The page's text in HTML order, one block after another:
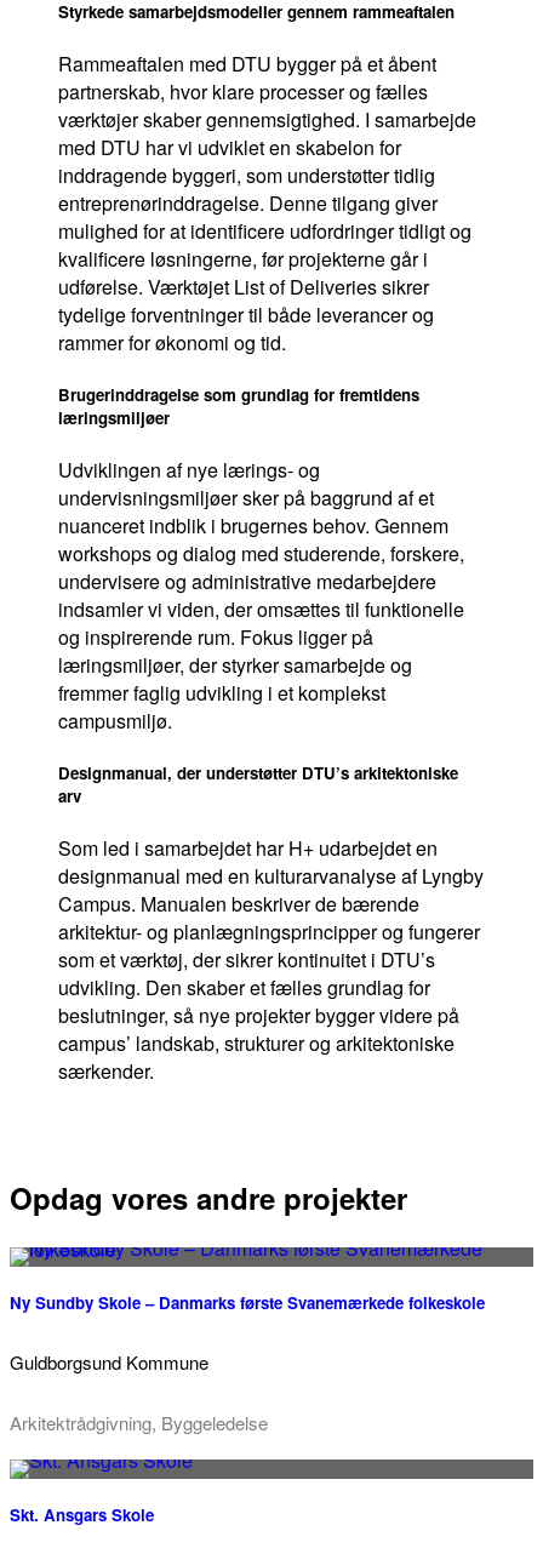
Styrkede samarbejdsmodeller gennem rammeaftalen
Rammeaftalen med DTU bygger på et åbent
partnerskab, hvor klare processer og fælles
værktøjer skaber gennemsigtighed. I samarbejde
med DTU har vi udviklet en skabelon for
inddragende byggeri, som understøtter tidlig
entreprenørinddragelse. Denne tilgang giver
mulighed for at identificere udfordringer tidligt og
kvalificere løsningerne, før projekterne går i
udførelse. Værktøjet List of Deliveries sikrer
tydelige forventninger til både leverancer og
rammer for økonomi og tid.
Brugerinddragelse som grundlag for fremtidens
læringsmiljøer
Udviklingen af nye lærings- og
undervisningsmiljøer sker på baggrund af et
nuanceret indblik i brugernes behov. Gennem
workshops og dialog med studerende, forskere,
undervisere og administrative medarbejdere
indsamler vi viden, der omsættes til funktionelle
og inspirerende rum. Fokus ligger på
læringsmiljøer, der styrker samarbejde og
fremmer faglig udvikling i et komplekst
campusmiljø.
Designmanual, der understøtter DTU’s arkitektoniske
arv
Som led i samarbejdet har H+ udarbejdet en
designmanual med en kulturarvanalyse af Lyngby
Campus. Manualen beskriver de bærende
arkitektur- og planlægningsprincipper og fungerer
som et værktøj, der sikrer kontinuitet i DTU’s
udvikling. Den skaber et fælles grundlag for
beslutninger, så nye projekter bygger videre på
campus’ landskab, strukturer og arkitektoniske
særkender.
Opdag vores andre projekter
Ny Sundby Skole – Danmarks første Svanemærkede folkeskole
Guldborgsund Kommune
Arkitektrådgivning, Byggeledelse
Skt. Ansgars Skole